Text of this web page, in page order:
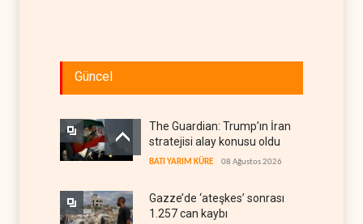
Güncel
The Guardian: Trump’ın İran
stratejisi alay konusu oldu
BATI YARIM KÜRE 08 Ağustos 2026
Gazze’de ‘ateşkes’ sonrası
1.257 can kaybı